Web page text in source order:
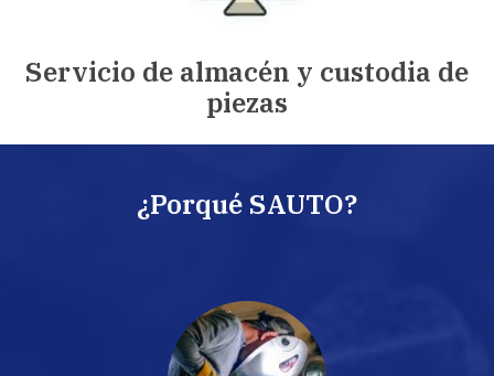
Servicio de almacén y custodia de
piezas
¿Porqué SAUTO?